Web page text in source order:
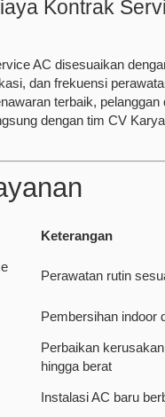
Kontrak
AC disesuaikan
dan frekuensi
terbaik, pelanggan
dengan tim CV
Keterangan
Perawatan rutin
Pembersihan indoor
Perbaikan
hingga berat
Instalasi AC baru